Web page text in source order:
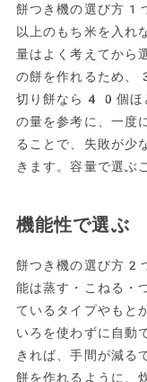
餅つき機の選び方1
以上のもち米を入れ
量はよく考えてか
の餅を作れるた
切り餅なら40個ほ
の量を参考に、一度
ることで、失敗が少
きます。容量で選ぶ
機能性で選ぶ
餅つき機の選び方2
能は蒸す・こねる・
ているタイプやもと
いろを使わずに自動
きれば、手間が減る
餅を作れるように、